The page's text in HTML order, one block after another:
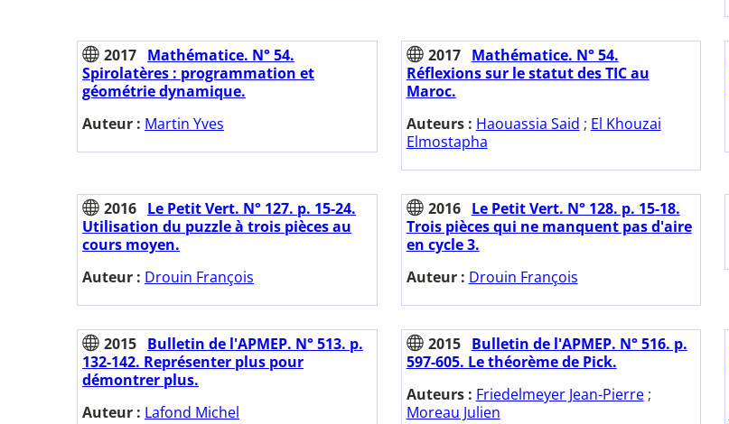
2017 Mathématice. N° 54.
Spirolatères : programmation et
géométrie dynamique.
Auteur : Martin Yves
2017
Mathématice. N° 54.
Réflexions sur le statut des TIC au
Maroc.
Auteurs : Haouassia Said ; El Khouzai
Elmostapha
2016 Le Petit Vert. N° 127. p. 15-24.
Utilisation du puzzle à trois pièces au
cours moyen.
Auteur : Drouin François
2016
Le Petit Vert. N° 128. p. 15-18.
Trois pièces qui ne manquent pas d'aire
en cycle 3.
Auteur : Drouin François
2015 Bulletin de l'APMEP. N° 513. p.
132-142. Représenter plus pour
démontrer plus.
Auteur : Lafond Michel
2015
Bulletin de l'APMEP. N° 516. p.
597-605. Le théorème de Pick.
Auteurs : Friedelmeyer Jean-Pierre;
Moreau Julien